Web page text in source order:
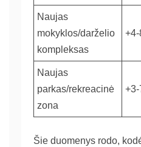
Naujas
mokyklos/darželio
kompleksas
Naujas
parkas/rekreacinė
zona
Šie duomenys rodo,